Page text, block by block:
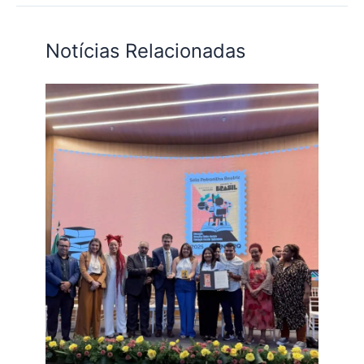
Notícias Relacionadas